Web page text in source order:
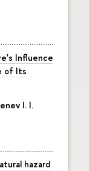
Influence
of Its
I. I.
hazard